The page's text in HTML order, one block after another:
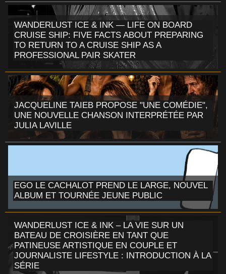
WANDERLUST ICE & INK — LIFE ON BOARD
CRUISE SHIP: FIVE FACTS ABOUT PREPARING
TO RETURN TO A CRUISE SHIP AS A
PROFESSIONAL PAIR SKATER
JACQUELINE TAIEB PROPOSE "UNE COMÉDIE",
UNE NOUVELLE CHANSON INTERPRÉTÉE PAR
JULIA LAVILLE
EGO LE CACHALOT PREND LE LARGE, NOUVEL
ALBUM ET TOURNÉE JEUNE PUBLIC
WANDERLUST ICE & INK – LA VIE SUR UN
BATEAU DE CROISIÈRE EN TANT QUE
PATINEUSE ARTISTIQUE EN COUPLE ET
JOURNALISTE LIFESTYLE : INTRODUCTION À LA
SÉRIE